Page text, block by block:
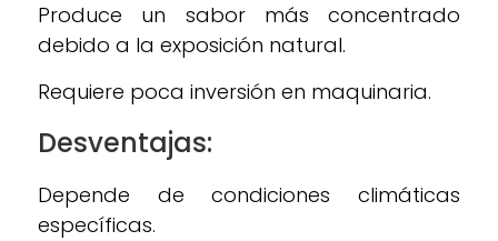
Produce un sabor más concentrado
debido a la exposición natural.
Requiere poca inversión en maquinaria.
Desventajas:
Depende de condiciones climáticas
específicas.